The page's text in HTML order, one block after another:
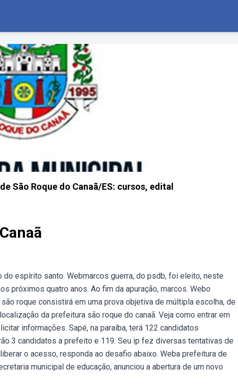
São Roque do Canaã/ES: cursos, edital
espírito santo. Webmarcos guerra, do psdb, foi eleito, neste
próximos quatro anos. Ao fim da apuração, marcos. Webo
roque consistirá em uma prova objetiva de múltipla escolha, de
da prefeitura são roque do canaã. Veja como entrar em
informações. Sapé, na paraíba, terá 122 candidatos
3 candidatos a prefeito e 119. Seu ip fez diversas tentativas de
o acesso, responda ao desafio abaixo. Weba prefeitura de
municipal de educação, anunciou a abertura de um novo